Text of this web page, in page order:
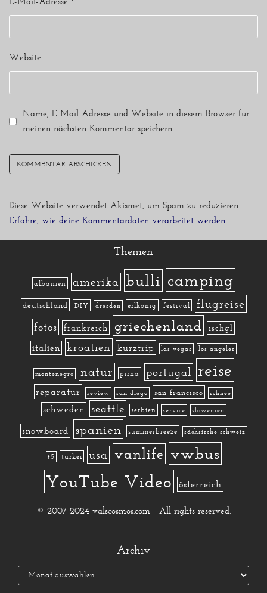
Website
Name, E-Mail-Adresse und Website in diesem Browser für
meinen nächsten Kommentar speichern.
Diese Website verwendet Akismet, um Spam zu reduzieren.
Erfahre, wie deine Kommentardaten verarbeitet werden.
Themen
albanien amerika bulli camping
deutschland DIY dresden erlkönig festival flugreise
fotos frankreich griechenland ischgl
italien kroatien kurztrip las vegas los angeles
montenegro natur pirna portugal reise
reparatur review san diego san francisco schnee
schweden seattle serbien service slowenien
snowboard spanien summerbreeze sächsische schweiz
t5 türkei usa vanlife vwbus
YouTube Video österreich
© 2007-2024 valscosmos.com - All rights reserved.
Archiv